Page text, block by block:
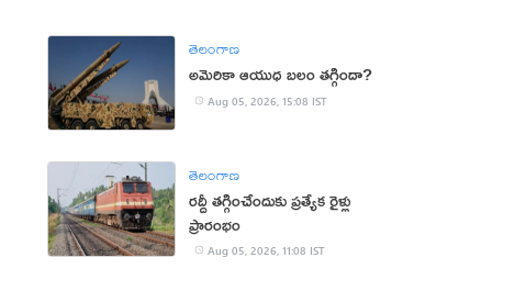
తెలంగాణ
అమెరికా ఆయుధ బలం తగ్గిందా?
Aug 05, 2026, 15:08 IST
తెలంగాణ
రద్దీ తగ్గించేందుకు ప్రత్యేక రైళ్లు
ప్రారంభం
Aug 05, 2026, 11:08 IST